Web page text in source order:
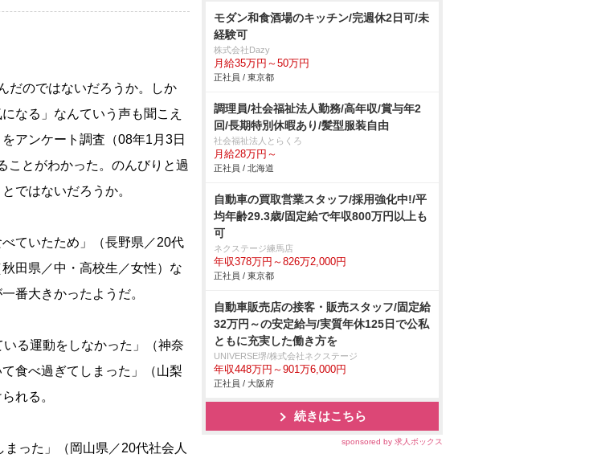
だのではないだろうか。しか
なる」なんていう声も聞こえ
アンケート調査（08年1月3日
ことがわかった。のんびりと過
ではないだろうか。
ていたため」（長野県／20代
田県／中・高校生／女性）な
番大きかったようだ。
る運動をしなかった」（神奈
食べ過ぎてしまった」（山梨
れる。
った」（岡山県／20代社会人
モダン和食酒場のキッチン/完週休2日可/未
経験可
株式会社Dazy
月給35万円～50万円
正社員 / 東京都
調理員/社会福祉法人勤務/高年収/賞与年2
回/長期特別休暇あり/髪型服装自由
社会福祉法人とらくろ
月給28万円～
正社員 / 北海道
自動車の買取営業スタッフ/採用強化中!/平
均年齢29.3歳/固定給で年収800万円以上も
可
ネクステージ練馬店
年収378万円～826万2,000円
正社員 / 東京都
自動車販売店の接客・販売スタッフ/固定給
32万円～の安定給与/実質年休125日で公私
ともに充実した働き方を
UNIVERSE堺/株式会社ネクステージ
年収448万円～901万6,000円
正社員 / 大阪府
続きはこちら
sponsored by 求人ボックス